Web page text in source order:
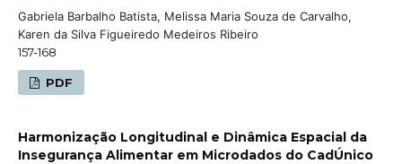
Gabriela Barbalho Batista, Melissa Maria Souza de Carvalho,
Karen da Silva Figueiredo Medeiros Ribeiro
157-168
PDF
Harmonização Longitudinal e Dinâmica Espacial da
Insegurança Alimentar em Microdados do CadÚnico